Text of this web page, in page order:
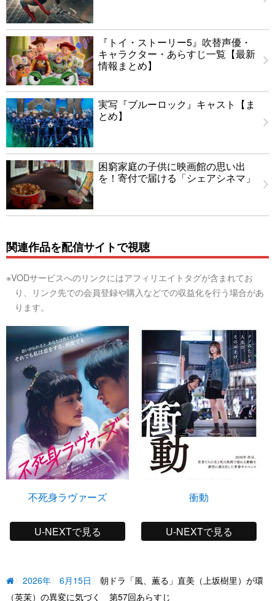
『トイ・ストーリー5』吹替声優・
キャラクター・あらすじ一覧【最新
情報まとめ】
実写『ブルーロック』キャスト【ま
とめ】
困窮家庭の子供に映画館の思い出
を！寄付で届ける「シェアシネマ」
関連作品を配信サイトで視聴
※VODサービスへのリンクにはアフィリエイトタグが含まれてお
り、リンク先での会員登録や購入などでの収益化を行う場合があ
ります。
不死身ラヴァーズ
U-NEXTで見る
衝動
U-NEXTで見る
2026年 6月15日
朝ドラ「風、薫る」直美（上坂樹里）が環
（英茉）の異変に気づく 第57回あらすじ